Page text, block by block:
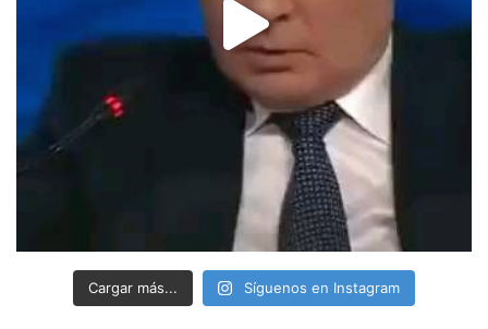
Cargar más... Síguenos en Instagram